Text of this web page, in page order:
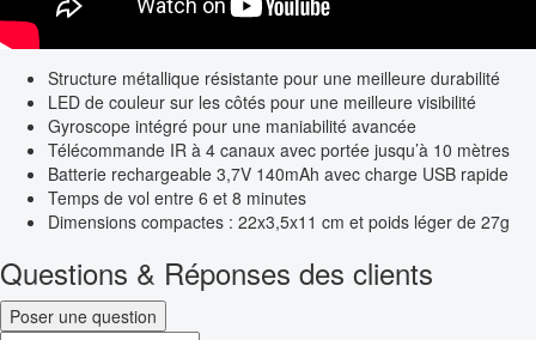
Structure métallique résistante pour une meilleure durabilité
LED de couleur sur les côtés pour une meilleure visibilité
Gyroscope intégré pour une maniabilité avancée
Télécommande IR à 4 canaux avec portée jusqu’à 10 mètres
Batterie rechargeable 3,7V 140mAh avec charge USB rapide
Temps de vol entre 6 et 8 minutes
Dimensions compactes : 22x3,5x11 cm et poids léger de 27g
Questions & Réponses des clients
Poser une question